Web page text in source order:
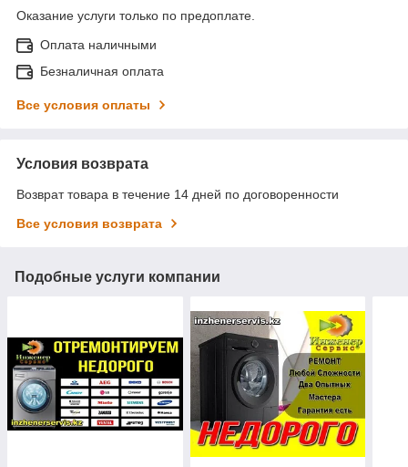
Оказание услуги только по предоплате.
Оплата наличными
Безналичная оплата
Все условия оплаты
Условия возврата
Возврат товара в течение 14 дней по договоренности
Все условия возврата
Подобные услуги компании